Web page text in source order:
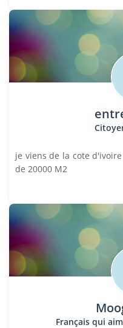
je viens de la cote
de 20000 M2
Français qui